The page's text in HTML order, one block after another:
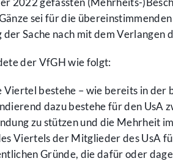
sei für die
Sache nach mit dem Verlangen
der VfGH wie folgt:
bestehe – wie bereits in
dazu bestehe für den UsA
zu stützen und die Mehrheit
Viertels der Mitglieder des UsA
Gründe, die dafür oder